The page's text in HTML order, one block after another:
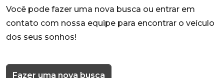
Você pode fazer uma nova busca ou entrar em
contato com nossa equipe para encontrar o veículo
dos seus sonhos!
Fazer uma nova busca